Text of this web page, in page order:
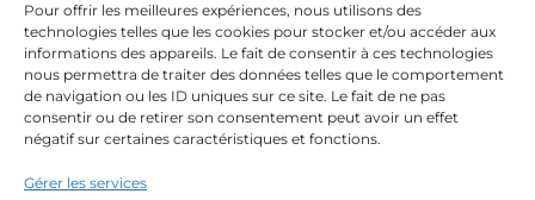
Pour offrir les meilleures expériences, nous utilisons des
technologies telles que les cookies pour stocker et/ou accéder aux
informations des appareils. Le fait de consentir à ces technologies
nous permettra de traiter des données telles que le comportement
de navigation ou les ID uniques sur ce site. Le fait de ne pas
consentir ou de retirer son consentement peut avoir un effet
négatif sur certaines caractéristiques et fonctions.
Gérer les services
Nos sessions
Ressources
Politique de cookies (UE)
Mentions légales
Politique de confidentialité des données (RGPD)
CONTACT
7, rue de Marigné-Peuton – 53200 Château-
Gontier
contact@adx-formation.com